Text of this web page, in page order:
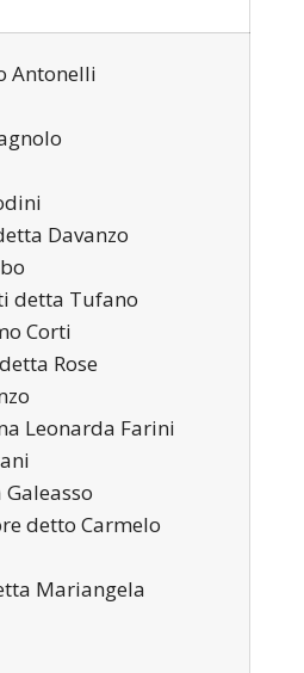
Antonelli
Davanzo
detta Tufano
Corti
Rose
Leonarda Farini
detto Carmelo
Mariangela